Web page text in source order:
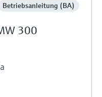
Betriebsanleitung (BA)
300